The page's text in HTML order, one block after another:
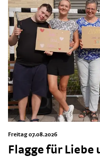
Freitag 07.08.2026
Flagge für